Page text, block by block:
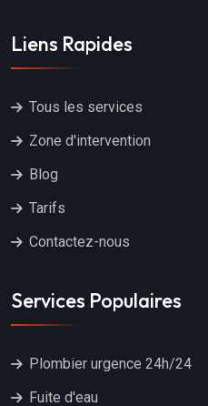
Liens Rapides
Tous les services
Zone d'intervention
Blog
Tarifs
Contactez-nous
Services Populaires
Plombier urgence 24h/24
Fuite d'eau